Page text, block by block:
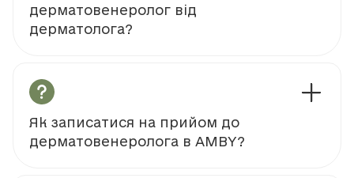
дерматовенеролог від
дерматолога?
Як записатися на прийом до
дерматовенеролога в AMBY?